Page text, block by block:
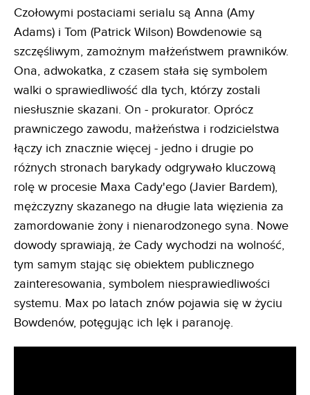
Czołowymi postaciami serialu są Anna (Amy
Adams) i Tom (Patrick Wilson) Bowdenowie są
szczęśliwym, zamożnym małżeństwem prawników.
Ona, adwokatka, z czasem stała się symbolem
walki o sprawiedliwość dla tych, którzy zostali
niesłusznie skazani. On - prokurator. Oprócz
prawniczego zawodu, małżeństwa i rodzicielstwa
łączy ich znacznie więcej - jedno i drugie po
różnych stronach barykady odgrywało kluczową
rolę w procesie Maxa Cady'ego (Javier Bardem),
mężczyzny skazanego na długie lata więzienia za
zamordowanie żony i nienarodzonego syna. Nowe
dowody sprawiają, że Cady wychodzi na wolność,
tym samym stając się obiektem publicznego
zainteresowania, symbolem niesprawiedliwości
systemu. Max po latach znów pojawia się w życiu
Bowdenów, potęgując ich lęk i paranoję.